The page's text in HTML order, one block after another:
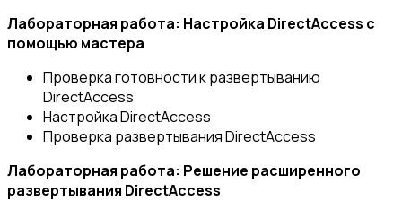
Лабораторная работа: Настройка DirectAccess с
помощью мастера
Проверка готовности к развертыванию
DirectAccess
Настройка DirectAccess
Проверка развертывания DirectAccess
Лабораторная работа: Решение расширенного
развертывания DirectAccess